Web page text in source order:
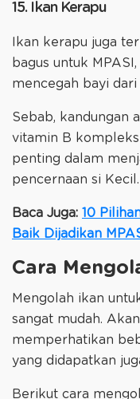
15. Ikan Kerapu
Ikan kerapu juga
bagus untuk
mencegah bayi
Sebab, kandungan
vitamin B
penting dalam
pencernaan si Kecil.
Baca Juga: 10
Baik Dijadikan
Cara
Mengolah ikan
sangat mudah.
memperhatikan
yang didapatkan
Berikut cara